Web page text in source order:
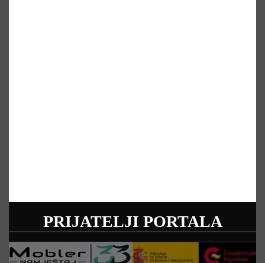
PRIJATELJI PORTALA